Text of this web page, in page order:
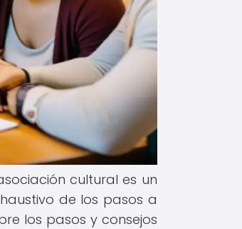
cultural es un
de los pasos a
los pasos y consejos